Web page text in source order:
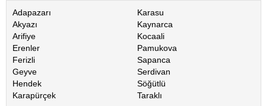
Adapazarı
Akyazı
Arifiye
Erenler
Ferizli
Geyve
Hendek
Karapürçek
Karasu
Kaynarca
Kocaali
Pamukova
Sapanca
Serdivan
Söğütlü
Taraklı